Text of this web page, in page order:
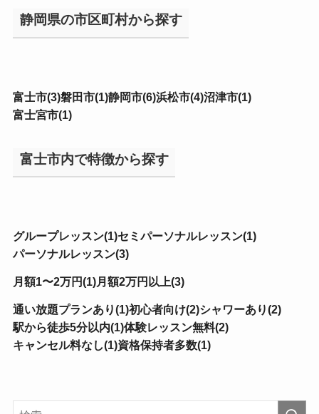
静岡県の市区町村から探す
富士市(3)磐田市(1)静岡市(6)浜松市(4)沼津市(1)
富士宮市(1)
富士市内で特徴から探す
グループレッスン(1)セミパーソナルレッスン(1)
パーソナルレッスン(3)
月額1〜2万円(1)月額2万円以上(3)
通い放題プランあり(1)初心者向け(2)シャワーあり(2)
駅から徒歩5分以内(1)体験レッスン無料(2)
キャンセル料なし(1)資格保持者多数(1)